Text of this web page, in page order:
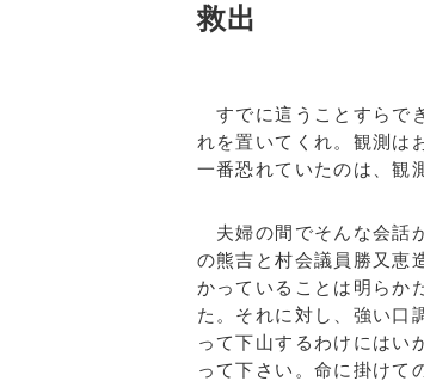
救出
すでに這うことすらで
れを置いてくれ。観測は
一番恐れていたのは、観
夫婦の間でそんな会話
の熊吉と村会議員勝又恵
かっていることは明らか
た。それに対し、強い口
って下山するわけにはい
って下さい。命に掛けて